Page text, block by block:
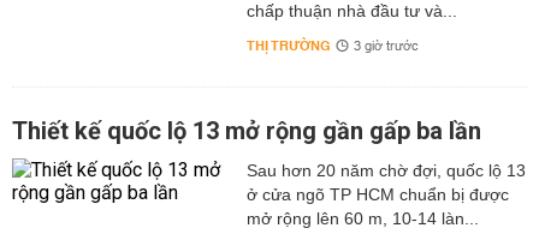
chấp thuận nhà đầu tư và...
THỊ TRƯỜNG 3 giờ trước
Thiết kế quốc lộ 13 mở rộng gần gấp ba lần
Sau hơn 20 năm chờ đợi, quốc lộ 13
ở cửa ngõ TP HCM chuẩn bị được
mở rộng lên 60 m, 10-14 làn...